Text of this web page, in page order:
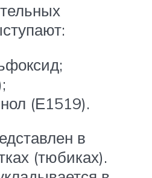
(Е1519).
в
(тюбиках).